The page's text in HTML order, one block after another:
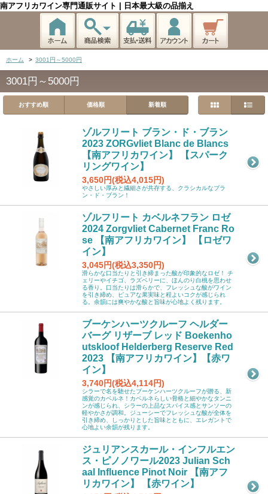
南アフリカワイン専門通販サイト | 日本最大級の品揃え
ホーム > 3001円～5000円
3001円～5000円
おすすめ順 価格順 新着順
ゾルフリート ブラン・ド・ブラン
2023 ZORGvliet Blanc de Blancs
【南アフリカワイン】 【スパーク
リングワイン】
3,650円(税込4,015円)
やさしい厚みと繊細さが共存する、クラシカルなブラ
ン・ド・ブラン！
ゾルフリート カベルネフラン ロゼ
2024 Zorgvliet Cabernet Franc Ro
se 【南アフリカワイン】 【ロゼワ
イン】
3,045円(税込3,350円)
滑らかな口当たりと引き締まった酸が印象的なロゼ！ チ
ェリーやイチゴ、ラズベリーに、ほんのり白桃を思わせ
る香り。口当たりは滑らかで、フレッシュな酸がワイン
を引き締め、ピュアな果実味と程よいコクが感じられ
る。余韻には爽やかな酸と旨味が心地よく残ります。
ブーケンハーツクルーフ ヘルダー
バーグ リザーブ レッド Boekenho
utskloof Helderberg Reserve Red
2023 【南アフリカワイン】【赤ワ
イン】
3,740円(税込4,114円)
シラーで名を馳せたブーケンハーツクルーフが贈る、新
感覚のカベルネ！カベルネらしい骨格と細やかなタンニ
ンが感じられ、シラーの上品なスパイス感とサンソーの
軽やかさが調和。ジューシーでフレッシュな酸が全体を
引き締め、しっかりとした旨味とともに、エレガントで
心地よい余韻が残ります。
ジュリアンスカール・インフルエン
ス・ピノノワール2023 Julian Sch
aal Influence Pinot Noir 【南アフ
リカワイン】 【赤ワイン】